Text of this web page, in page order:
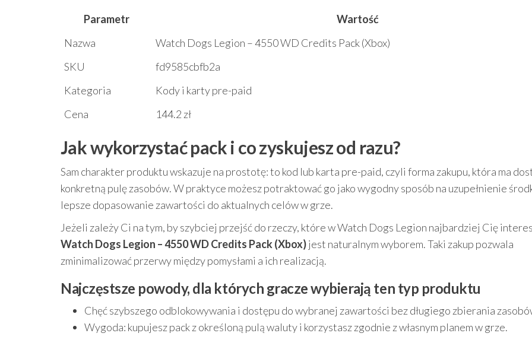
Parametr
Wartość
Nazwa
Watch Dogs Legion – 4550 WD Credits Pack (Xbox)
SKU
fd9585cbfb2a
Kategoria
Kody i karty pre-paid
Cena
144.2 zł
Jak wykorzystać pack i co zyskujesz od razu?
Sam charakter produktu wskazuje na prostotę: to kod lub karta pre-paid, czyli forma zakupu, która ma
konkretną pulę zasobów. W praktyce możesz potraktować go jako wygodny sposób na uzupełnienie
lepsze dopasowanie zawartości do aktualnych celów w grze.
Jeżeli zależy Ci na tym, by szybciej przejść do rzeczy, które w Watch Dogs Legion najbardziej Cię
Watch Dogs Legion – 4550 WD Credits Pack (Xbox)jest naturalnym wyborem. Taki zakup pozwala
zminimalizować przerwy między pomysłami a ich realizacją.
Najczęstsze powody, dla których gracze wybierają ten typ produktu
Chęć szybszego odblokowywania i dostępu do wybranej zawartości bez długiego zbierania
Wygoda: kupujesz pack z określoną pulą waluty i korzystasz zgodnie z własnym planem w grze.